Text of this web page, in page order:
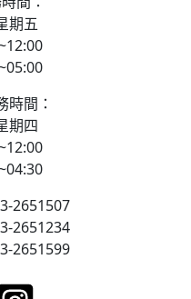
期五
時間：
期四
2651507
2651234
2651599